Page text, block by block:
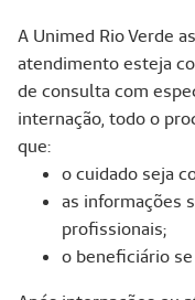
A Unimed Rio Verde
atendimento esteja
de consulta com
internação, todo o
que:
o cuidado seja
as informações
profissionais;
o beneficiário